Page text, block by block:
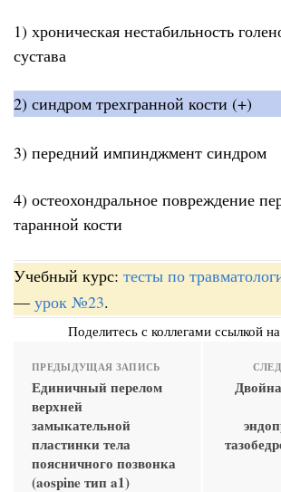
1) хроническая нестабильность
сустава
2) синдром трехгранной кости (+)
3) передний импинджмент синдром
4) остеохондральное повреждение
таранной кости
Учебный курс: тесты по
— урок №23.
Поделитесь с коллегами ссылкой
ПРЕДЫДУЩАЯ ЗАПИСЬ
Единичный перелом
верхней
замыкательной
пластинки тела
поясничного позвонка
(aospine тип a1)